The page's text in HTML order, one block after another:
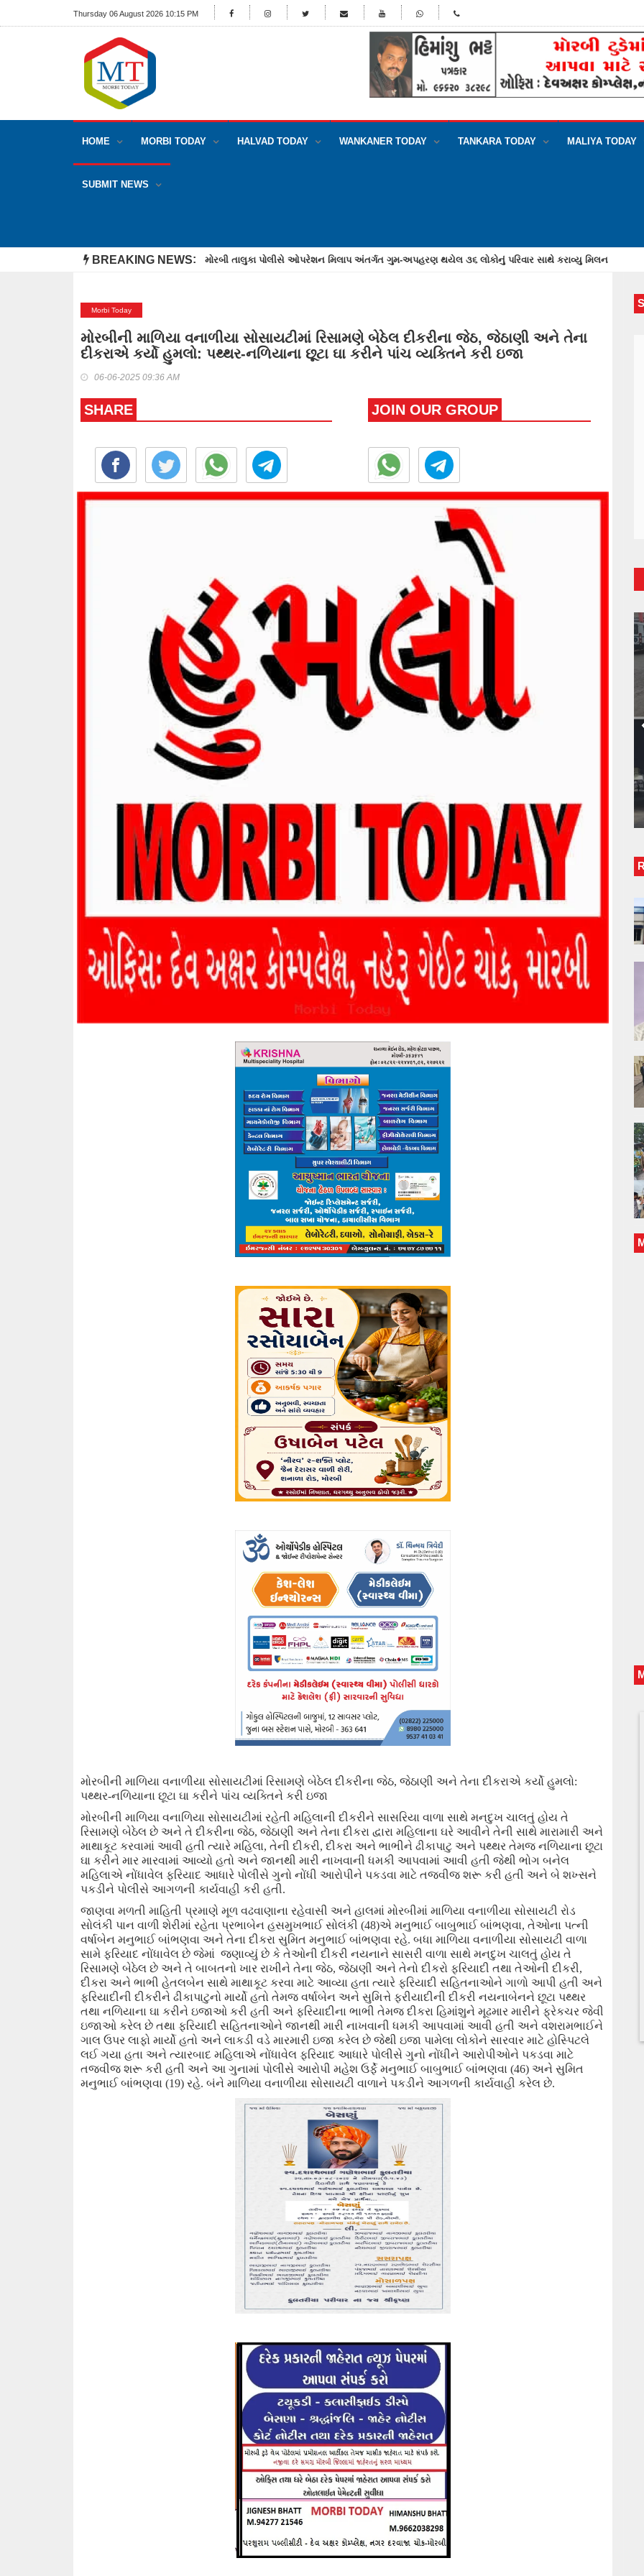
Thursday 06 August 2026 10:15 PM
HOME MORBI TODAY HALVAD TODAY WANKANER TODAY TANKARA TODAY MALIYA TODAY
SUBMIT NEWS
BREAKING NEWS મોરબીમાં ઓનલાઈન 100 કુર્તિ મંગાવનારા યુવાન સાથે છેતરપિંડી કરનાર આરોપી સુરતમાંથી ઝડપાયો
Morbi Today
મોરબીની માળિયા વનાળીયા સોસાયટીમાં રિસામણે બેઠેલ દીકરીના જેઠ, જેઠાણી અને તેના
દીકરાએ કર્યો હુમલો: પથ્થર-નળિયાના છૂટા ઘા કરીને પાંચ વ્યક્તિને કરી ઇજા
06-06-2025 09:36 AM
SHARE JOIN OUR GROUP
મોરબીની માળિયા વનાળીયા સોસાયટીમાં રિસામણે બેઠેલ દીકરીના જેઠ, જેઠાણી અને તેના દીકરાએ કર્યો હુમલો:
પથ્થર-નળિયાના છૂટા ઘા કરીને પાંચ વ્યક્તિને કરી ઇજા
મોરબીની માળિયા વનાળિયા સોસાયટીમાં રહેતી મહિલાની દીકરીને સાસરિયા વાળા સાથે મનદુખ ચાલતું હોય તે
રિસામણે બેઠેલ છે અને તે દીકરીના જેઠ, જેઠાણી અને તેના દીકરા દ્વારા મહિલાના ઘરે આવીને તેની સાથે મારામારી અને
માથાકૂટ કરવામાં આવી હતી ત્યારે મહિલા, તેની દીકરી, દીકરા અને ભાભીને ઢીકાપાટુ અને પથ્થર તેમજ નળિયાના છૂટા
ઘા કરીને માર મારવામાં આવ્યો હતો અને જાનથી મારી નાખવાની ધમકી આપવામાં આવી હતી જેથી ભોગ બનેલ
મહિલાએ નોંધાવેલ ફરિયાદ આધારે પોલીસે ગુનો નોંધી આરોપીને પકડવા માટે તજવીજ શરૂ કરી હતી અને બે શખ્સને
પકડીને પોલીસે આગળની કાર્યવાહી કરી હતી.
જાણવા મળતી માહિતી પ્રમાણે મૂળ વઢવાણાના રહેવાસી અને હાલમાં મોરબીમાં માળિયા વનાળીયા સોસાયટી રોડ
સોલંકી પાન વાળી શેરીમાં રહેતા પ્રભાબેન હસમુખભાઈ સોલંકી (48)એ મનુભાઈ બાબુભાઈ બાંભણવા, તેઓના પત્ની
વર્ષાબેન મનુભાઈ બાંભણવા અને તેના દીકરા સુમિત મનુભાઈ બાંભણવા રહે. બધા માળિયા વનાળીયા સોસાયટી વાળા
સામે ફરિયાદ નોંધાવેલ છે જેમાં જણાવ્યું છે કે તેઓની દીકરી નયનાને સાસરી વાળા સાથે મનદુખ ચાલતું હોય તે
રિસામણે બેઠેલ છે અને તે બાબતનો ખાર રાખીને તેના જેઠ, જેઠાણી અને તેનો દીકરો ફરિયાદી તથા તેઓની દીકરી,
દીકરા અને ભાભી હેતલબેન સાથે માથાકૂટ કરવા માટે આવ્યા હતા ત્યારે ફરિયાદી સહિતનાઓને ગાળો આપી હતી અને
ફરિયાદીની દીકરીને ઢીકાપાટુનો માર્યો હતો તેમજ વર્ષાબેન અને સુમિત્તે ફરીયાદીની દીકરી નયનાબેનને છૂટા પથ્થર
તથા નળિયાના ઘા કરીને ઇજાઓ કરી હતી અને ફરિયાદીના ભાભી તેમજ દીકરા હિમાંશુને મૂઢમાર મારીને ફ્રેકચર જેવી
ઇજાઓ કરેલ છે તથા ફરિયાદી સહિતનાઓને જાનથી મારી નાખવાની ધમકી આપવામાં આવી હતી અને વશરામભાઈને
ગાલ ઉપર લાફો માર્યો હતો અને લાકડી વડે મારમારી ઇજા કરેલ છે જેથી ઇજા પામેલા લોકોને સારવાર માટે હોસ્પિટલે
લઈ ગયા હતા અને ત્યારબાદ મહિલાએ નોંધાવેલ ફરિયાદ આધારે પોલીસે ગુનો નોંધીને આરોપીઓને પકડવા માટે
તજવીજ શરૂ કરી હતી અને આ ગુનામાં પોલીસે આરોપી મહેશ ઉર્ફે મનુભાઈ બાબુભાઈ બાંભણવા (46) અને સુમિત
મનુભાઈ બાંભણવા (19) રહે. બંને માળિયા વનાળીયા સોસાયટી વાળાને પકડીને આગળની કાર્યવાહી કરેલ છે.